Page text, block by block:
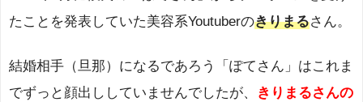
たことを発表していた美容系Youtuberのきりまるさん。
結婚相手（旦那）になるであろう「ぽてさん」はこれま
でずっと顔出ししていませんでしたが、
きりまるさんの